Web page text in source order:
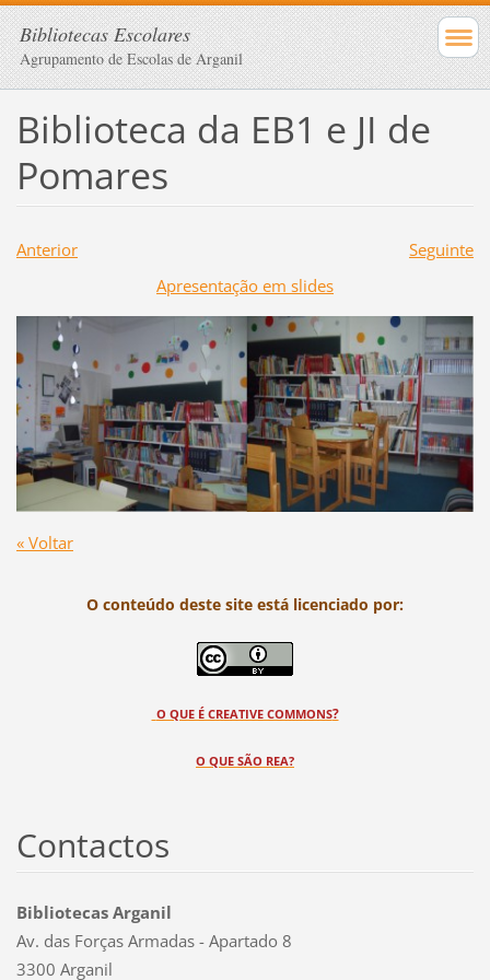
Bibliotecas Escolares
Agrupamento de Escolas de Arganil
Biblioteca da EB1 e JI de
Pomares
Anterior
Seguinte
Apresentação em slides
« Voltar
O conteúdo deste site está licenciado por:
O QUE É CREATIVE COMMONS?
O QUE SÃO REA?
Contactos
Bibliotecas Arganil
Av. das Forças Armadas - Apartado 8
3300 Arganil